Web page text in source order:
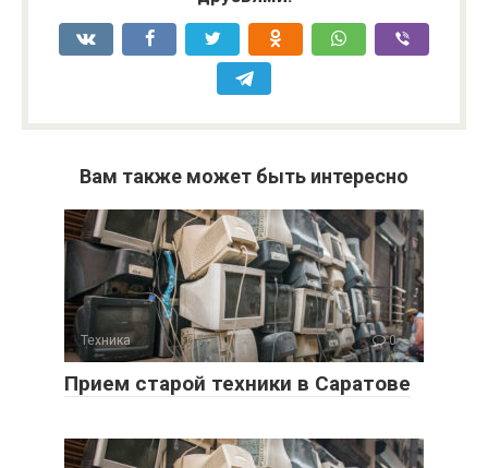
Вам также может быть интересно
Техника 0
Прием старой техники в Саратове